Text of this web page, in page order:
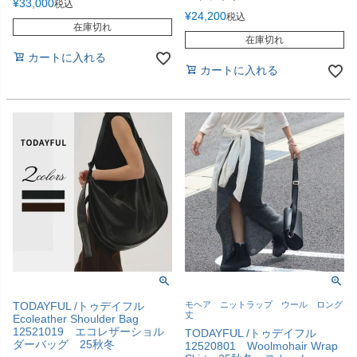
¥33,000税込
在庫切れ
カートに入れる
¥24,200税込
在庫切れ
カートに入れる
TODAYFUL /トゥデイフル
Ecoleather Shoulder Bag
12521019 エコレザーショル
ダーバッグ 25秋冬
モヘア ニットラップ ウール ロング
丈
TODAYFUL /トゥデイフル
12520801 Woolmohair Wrap